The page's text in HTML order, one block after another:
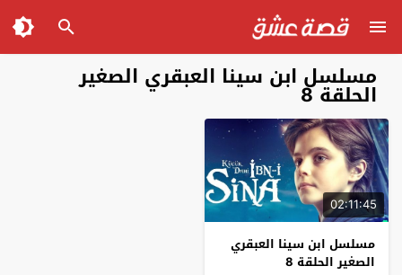
مسلسل ابن سينا العبقري الصغير
الحلقة 8
02:11:45
مسلسل ابن سينا العبقري
الصغير الحلقة 8